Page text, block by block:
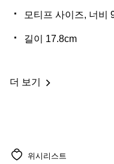
모티프 사이즈, 너비
길이 17.8cm
더 보기
위시리스트